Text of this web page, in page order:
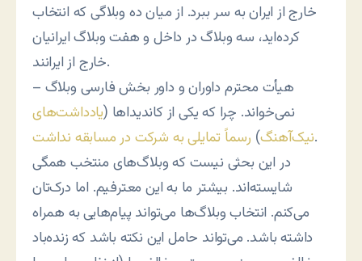
خارج از ایران به سر ببرد. از میان ده وبلاگی که انتخاب
کرده‌اید، سه وبلاگ در داخل و هفت وبلاگ ایرانیان
خارج از ایرانند.
– هیأت محترم داوران و داور بخش فارسی وبلاگ
نمی‌خواند. چرا که یکی از کاندیداها (یادداشت‌های
نیک‌آهنگ) رسماً تمایلی به شرکت در مسابقه نداشت
.
در این بحثی نیست که وبلاگ‌های منتخب همگی
شایسته‌اند. بیشتر ما به این معترفیم. اما درک‌تان
می‌کنم. انتخاب وبلاگ‌ها می‌تواند پیام‌هایی به همراه
داشته باشد. می‌تواند حامل این نکته باشد که زنده‌باد